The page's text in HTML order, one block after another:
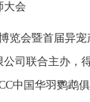
大会
览会暨首届异
司联合主办，
中国华羽鹦鹉